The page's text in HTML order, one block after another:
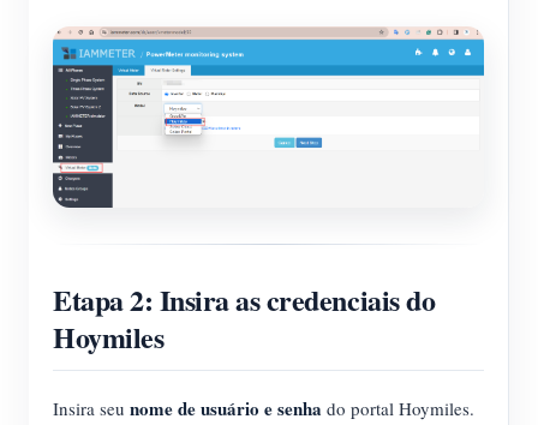
Etapa 2: Insira as credenciais do
Hoymiles
Insira seu nome de usuário e senha do portal Hoymiles.